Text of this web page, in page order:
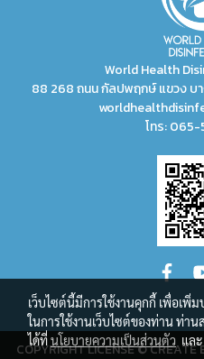
World Health
88 268 ถนน กัลปพฤกษ์ แขวง บ
โทร:065-
COPYRIGHT LICENSE © CREATE
เว็บไซต์นี้มีการใช้งานคุกกี้ เพื่อเ
ในการใช้งานเว็บไซต์ของท่าน ท่า
ได้ที่นโยบายความเป็นส่วนตัว และ